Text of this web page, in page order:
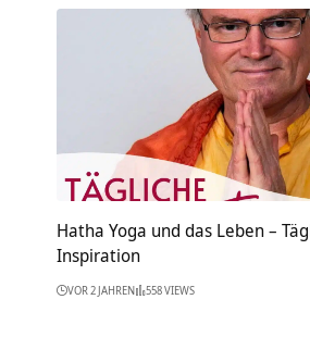
Hatha Yoga und das Leben –
Inspiration
VOR 2 JAHREN 558 VIEWS